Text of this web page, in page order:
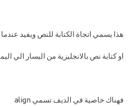
هذا يسمي اتجاة الكتابة للنص ويفيد
او كتابة نص بالانجليزية من اليسار الي
فهناك خاصية في الديف تسمي align